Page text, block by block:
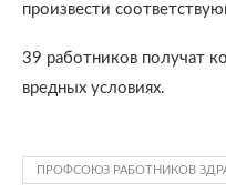
произвести
39 работников получат
вредных условиях.
ПРОФСОЮЗ РАБОТНИКОВ